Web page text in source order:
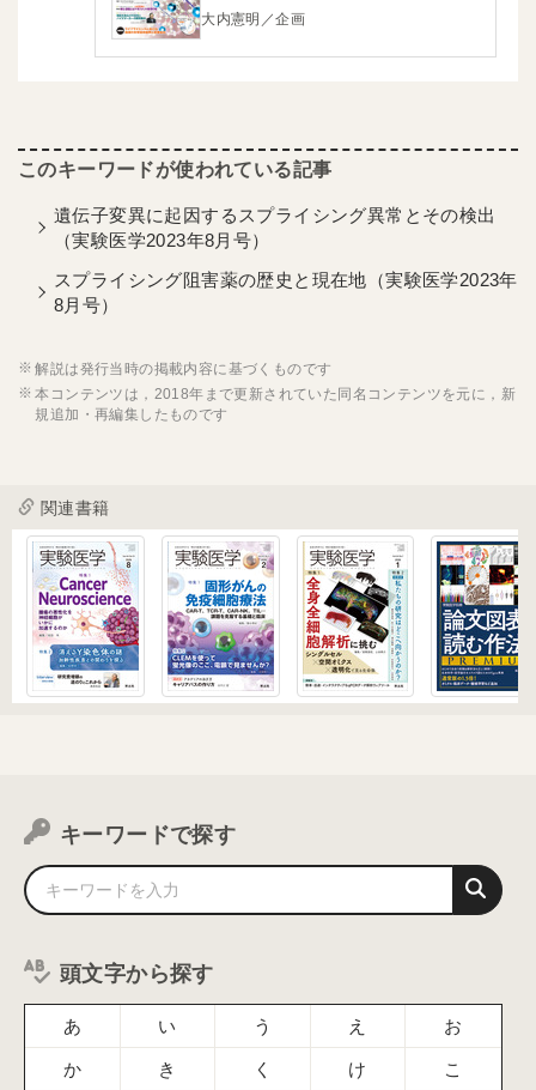
大内憲明／企画
遺伝子変異に起因するスプライシング異常とその検出
（実験医学2023年8月号）
スプライシング阻害薬の歴史と現在地（実験医学2023年
8月号）
解説は発行当時の掲載内容に基づくものです
本コンテンツは，2018年まで更新されていた同名コンテンツを元に，新
規追加・再編集したものです
関連書籍
キーワードで探す
頭文字から探す
あ い う え お
か き く け こ